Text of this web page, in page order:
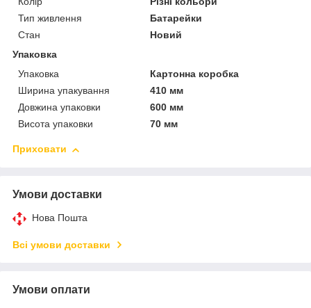
Тип живлення
Батарейки
Стан
Новий
Упаковка
Упаковка
Картонна коробка
Ширина упакування
410 мм
Довжина упаковки
600 мм
Висота упаковки
70 мм
Приховати
Умови доставки
Нова Пошта
Всі умови доставки
Умови оплати